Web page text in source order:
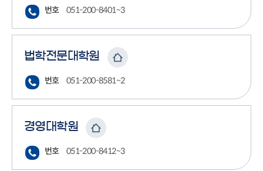
번호 051-200-8401~3
법학전문대학원
번호 051-200-8581~2
경영대학원
번호 051-200-8412~3